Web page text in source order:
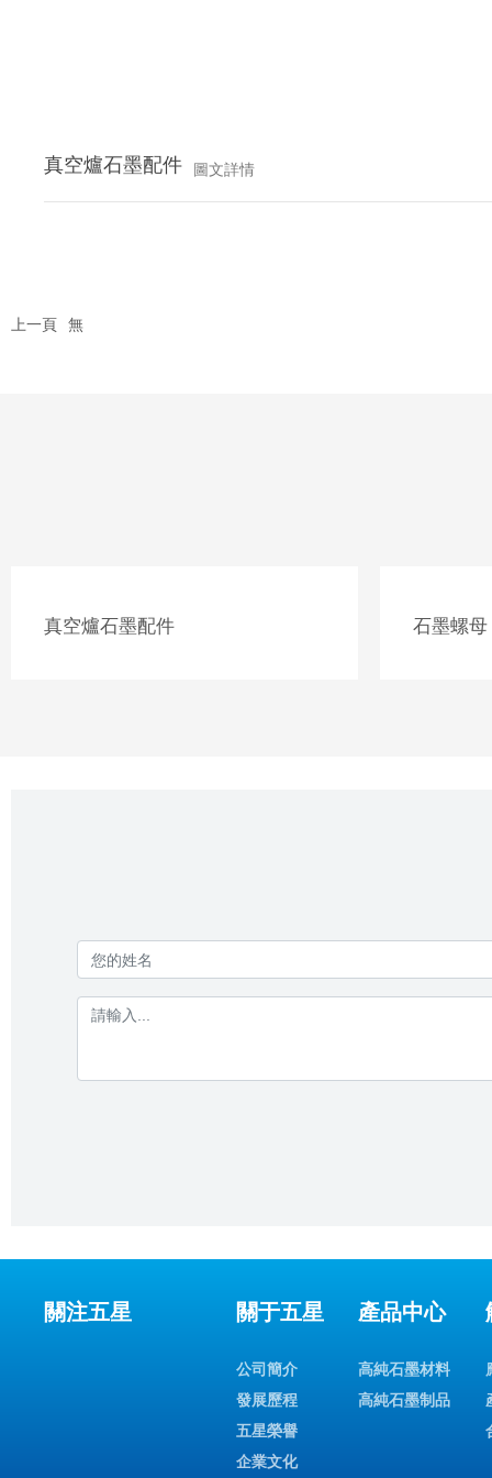
真空爐石墨配件 圖文詳情
上一頁 無
真空爐石墨配件 石墨螺母
關注五星 關于五星
公司簡介
發展歷程
五星榮譽
企業文化
產品中心
高純石墨材料
高純石墨制品